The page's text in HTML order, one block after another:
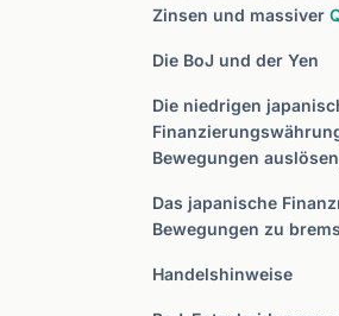
Zinsen und massiver
Die BoJ und der Yen
Die niedrigen
Bewegungen
Das japanische
Bewegungen zu
Handelshinweise